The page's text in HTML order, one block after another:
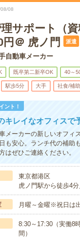
08
サポート（
円＠ 虎ノ門
派遣
自動車メーカー
既卒第二新卒OK 40～
駅歩5分 大手 社食/補
ント！
キレイなオフィスで
メーカーの新しいオフィ
も安心。ランチ代の補助
はぜひご連絡ください。
東京都港区
虎ノ門駅から徒歩4
月曜～金曜※祝日は
8:30～17:30（実働8
間）